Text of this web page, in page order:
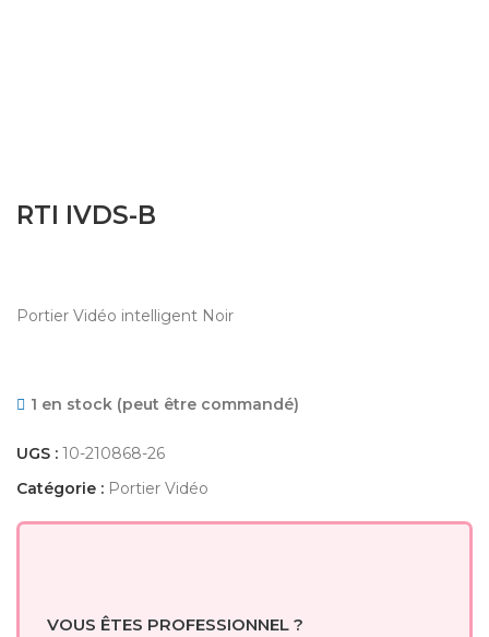
RTI IVDS-B
Portier Vidéo intelligent Noir
1 en stock (peut être commandé)
UGS : 10-210868-26
Catégorie : Portier Vidéo
VOUS ÊTES PROFESSIONNEL ?